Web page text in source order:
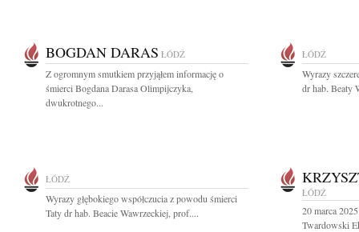
BOGDAN DARAS ŁÓDŹ
Z ogromnym smutkiem przyjąłem informację o
śmierci Bogdana Darasa Olimpijczyka,
dwukrotnego...
ŁÓDŹ
Wyrazy
dr hab. Beaty
ŁÓDŹ
Wyrazy głębokiego współczucia z powodu śmierci
Taty dr hab. Beacie Wawrzeckiej, prof....
ŁÓDŹ
20 marca
Twardowski